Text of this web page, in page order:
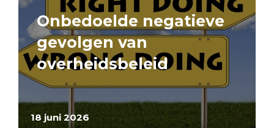
18 juni 2026
Onbedoelde negatieve
gevolgen van
overheidsbeleid